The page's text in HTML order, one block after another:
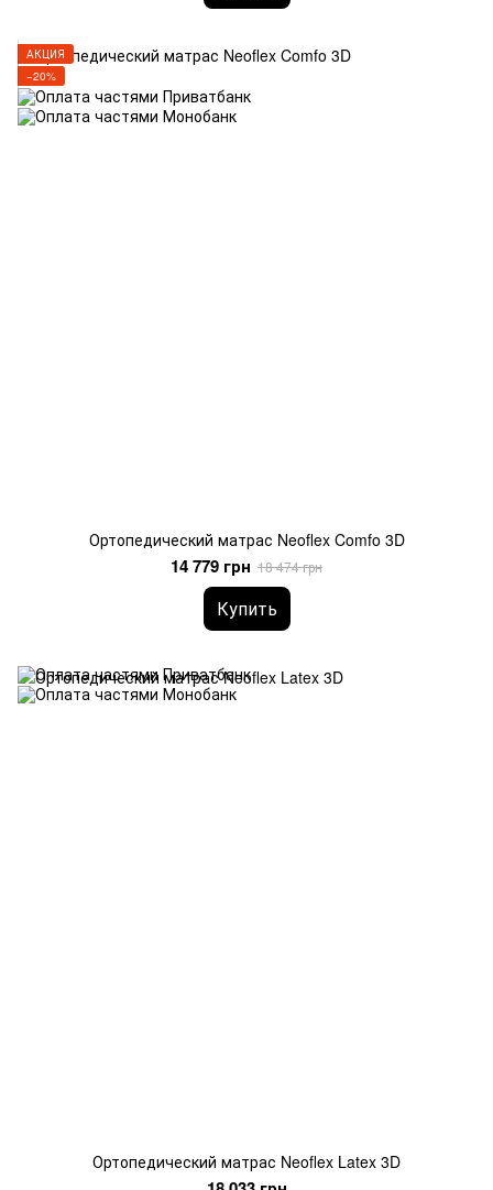
АКЦИЯ
−20%
Ортопедический матрас Neoflex Comfo 3D
14 779 грн 18 474 грн
Купить
Ортопедический матрас Neoflex Latex 3D